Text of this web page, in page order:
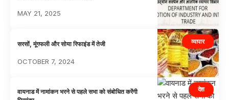
MAY 21, 2025
व्यापार
सरसों, मूंगफली और सोया रिफाइंड में तेजी
OCTOBER 7, 2024
देश
वायनाड में नामांकन भरने से पहले सभा को संबोधित करेंगी